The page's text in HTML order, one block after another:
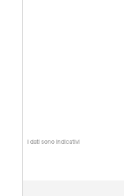
I dati sono indicativi